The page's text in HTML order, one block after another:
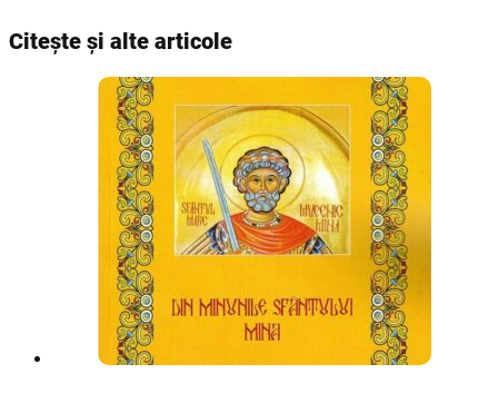
Citește și alte articole